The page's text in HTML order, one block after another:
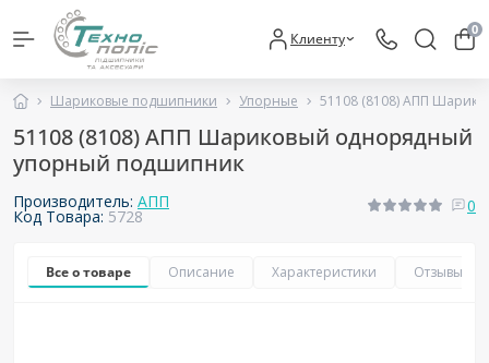
Клиенту 0
Шариковые подшипники Упорные 51108 (8108) АПП
51108 (8108) АПП Шариковый однорядный
упорный подшипник
Производитель: АПП
Код Товара: 5728
0
Все о товаре Описание Характеристики Отзывы